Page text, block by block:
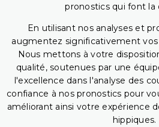
pronostics qui font la
En utilisant nos analyses et
augmentez significativement
Nous mettons à votre
qualité, soutenues par une
l'excellence dans l'analyse des
confiance à nos pronostics pour
améliorant ainsi votre expérience
hippiques.